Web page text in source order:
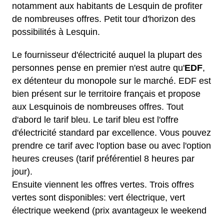
notamment aux habitants de Lesquin de profiter
de nombreuses offres. Petit tour d'horizon des
possibilités à Lesquin.
Le fournisseur d'électricité auquel la plupart des
personnes pense en premier n'est autre qu'EDF,
ex détenteur du monopole sur le marché. EDF est
bien présent sur le territoire français et propose
aux Lesquinois de nombreuses offres. Tout
d'abord le tarif bleu. Le tarif bleu est l'offre
d'électricité standard par excellence. Vous pouvez
prendre ce tarif avec l'option base ou avec l'option
heures creuses (tarif préférentiel 8 heures par
jour).
Ensuite viennent les offres vertes. Trois offres
vertes sont disponibles: vert électrique, vert
électrique weekend (prix avantageux le weekend